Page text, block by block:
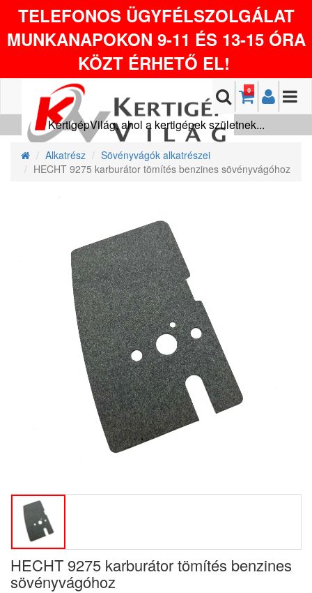
TELEFONOS ÜGYFÉLSZOLGÁLAT
MUNKANAPOKON 9-11 ÉS 13-15 ÓRA
KÖZT ÉRHETŐ EL!
0
KertigépVilág, ahol a kertigépek születnek...
Alkatrész
Sövényvágók alkatrészei
HECHT 9275 karburátor tömítés benzines sövényvágóhoz
HECHT 9275 karburátor tömítés benzines
sövényvágóhoz